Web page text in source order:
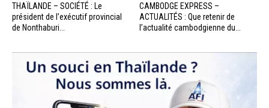
THAÏLANDE – SOCIÉTÉ : Le
président de l’exécutif provincial
de Nonthaburi...
CAMBODGE EXPRESS –
ACTUALITÉS : Que retenir de
l’actualité cambodgienne du...